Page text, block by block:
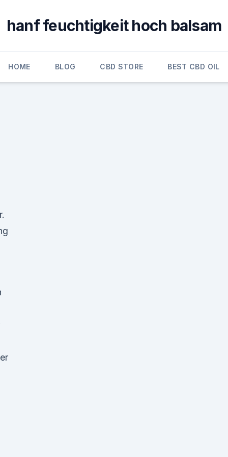
hanf feuchtigkeit hoch balsam
HOME BLOG CBD STORE BEST CBD OIL